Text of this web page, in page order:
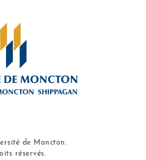
de Moncton.
réservés.